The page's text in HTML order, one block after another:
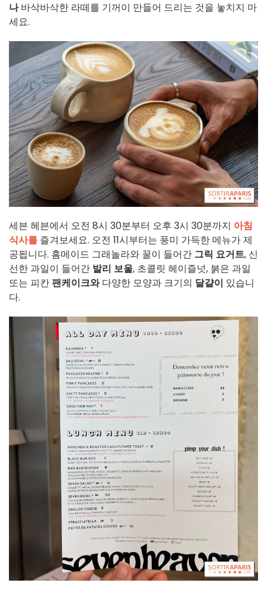
나바삭바삭한 라떼를 기꺼이 만들어 드리는 것을 놓치지 마
세요.
세븐 헤븐에서 오전 8시 30분부터 오후 3시 30분까지 아침
식사를 즐겨보세요. 오전 11시부터는 풍미 가득한 메뉴가 제
공됩니다. 홈메이드 그래놀라와 꿀이 들어간 그릭 요거트, 신
선한 과일이 들어간 발리 보울, 초콜릿 헤이즐넛, 붉은 과일
또는 피칸팬케이크와다양한 모양과 크기의 달걀이 있습니
다.